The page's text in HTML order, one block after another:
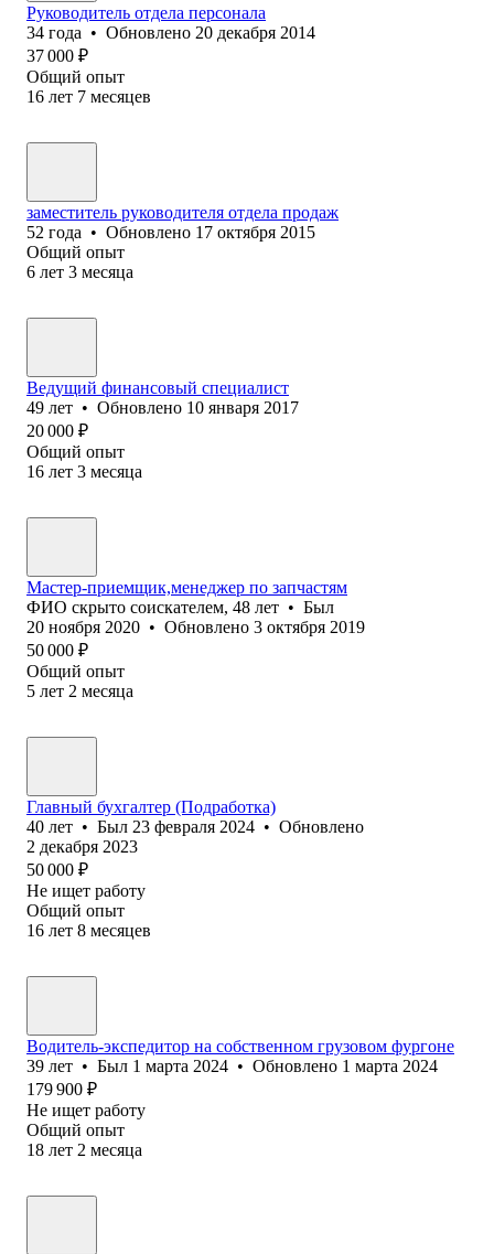
Руководитель отдела персонала
34 года • Обновлено 20 декабря 2014
37 000 ₽
Общий опыт
16 лет 7 месяцев
заместитель руководителя отдела продаж
52 года • Обновлено 17 октября 2015
Общий опыт
6 лет 3 месяца
Ведущий финансовый специалист
49 лет • Обновлено 10 января 2017
20 000 ₽
Общий опыт
16 лет 3 месяца
Мастер-приемщик,менеджер по запчастям
ФИО скрыто соискателем, 48 лет • Был
20 ноября 2020 • Обновлено 3 октября 2019
50 000 ₽
Общий опыт
5 лет 2 месяца
Главный бухгалтер (Подработка)
40 лет • Был 23 февраля 2024 • Обновлено
2 декабря 2023
50 000 ₽
Не ищет работу
Общий опыт
16 лет 8 месяцев
Водитель-экспедитор на собственном грузовом фургоне
39 лет • Был 1 марта 2024 • Обновлено 1 марта 2024
179 900 ₽
Не ищет работу
Общий опыт
18 лет 2 месяца